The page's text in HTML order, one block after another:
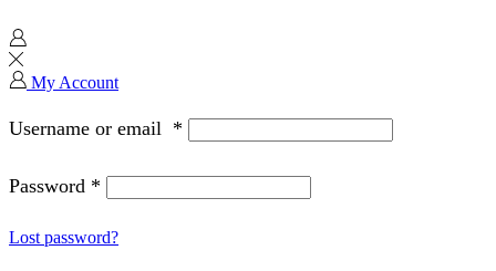
My Account
Username or email *
Password *
Lost password?